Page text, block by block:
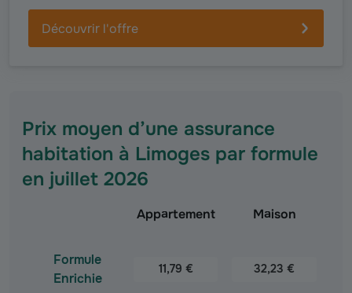
Découvrir l'offre
Prix moyen d’une assurance
habitation à Limoges par formule
en juillet 2026
Appartement Maison
Formule
Enrichie
11,79 € 32,23 €